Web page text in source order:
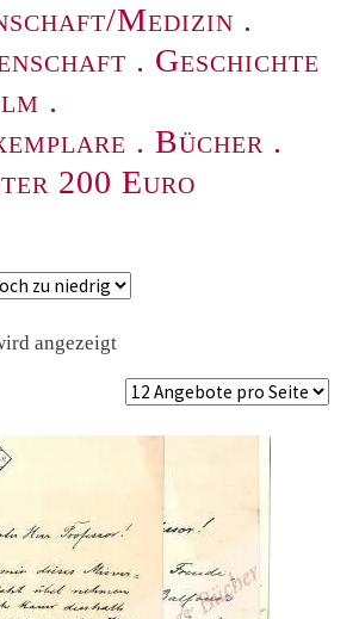
Medizin .
. Geschichte
.
. Bücher .
200 Euro
angezeigt